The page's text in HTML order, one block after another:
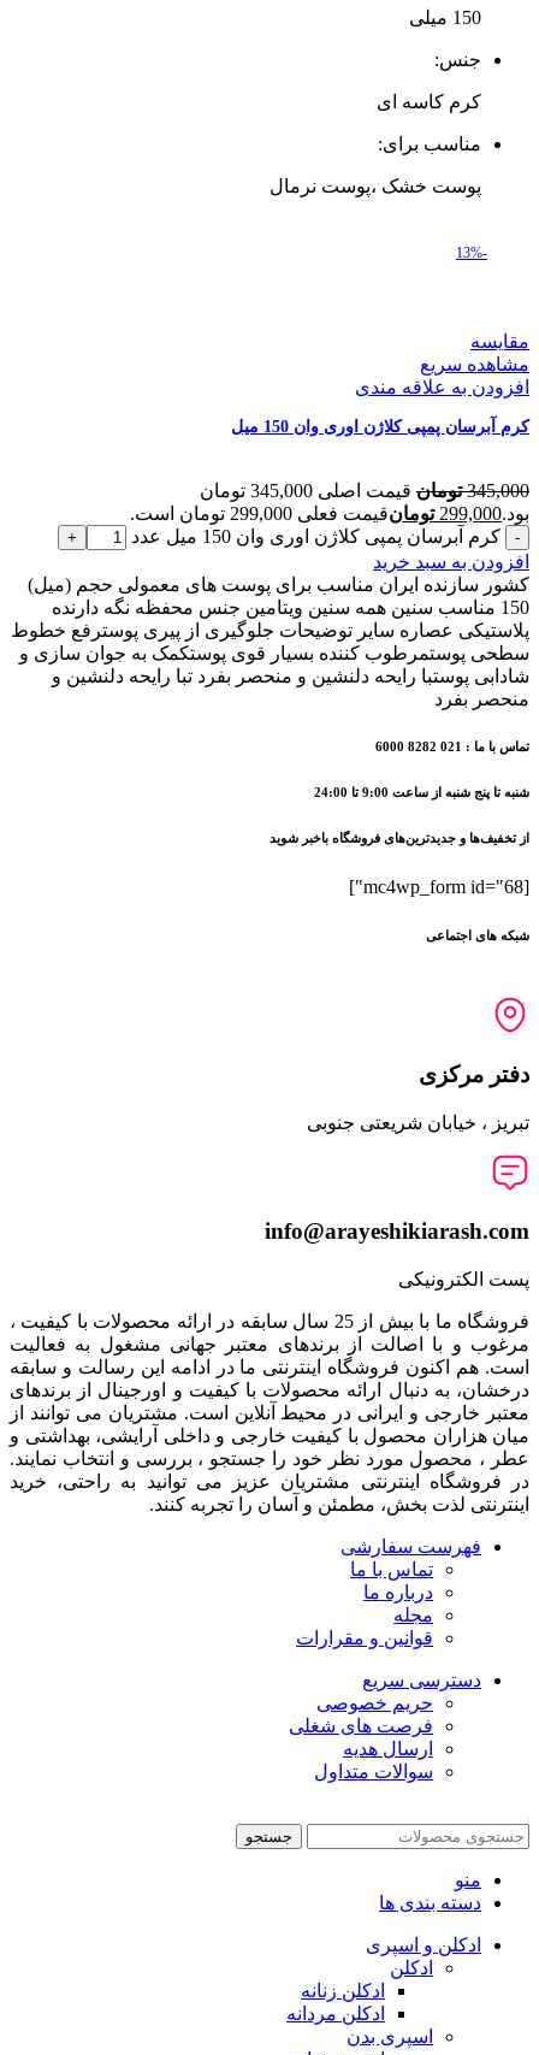
150 میلی‌
جنس:
کرم کاسه ای
مناسب برای:
پوست خشک ،پوست نرمال
-13%
مقایسه
مشاهده سریع
افزودن به علاقه مندی
کرم آبرسان پمپی کلاژن اوری وان 150 میل
345,000 تومان
قیمت اصلی 345,000 تومان
بود.299,000 تومانقیمت فعلی 299,000 تومان است.
کرم آبرسان پمپی کلاژن اوری وان 150 میل عدد
افزودن به سبد خرید
کشور سازنده ایران مناسب برای پوست های معمولی حجم (میل)
150 مناسب سنین همه سنین ویتامین جنس محفظه نگه دارنده
پلاستیکی عصاره سایر توضیحات جلوگیری از پیری پوسترفع خطوط
سطحی پوستمرطوب کننده بسیار قوی پوستکمک به جوان سازی و
شادابی پوستبا رایحه دلنشین و منحصر بفرد تبا رایحه دلنشین و
منحصر بفرد
تماس با ما : 021 8282 6000
شنبه تا پنج شنبه از ساعت 9:00 تا 24:00
از تخفیف‌ها و جدیدترین‌های فروشگاه باخبر شوید
[mc4wp_form id="68"]
شبکه های اجتماعی
دفتر مرکزی
تبریز ، خیابان شریعتی جنوبی
info@arayeshikiarash.com
پست الکترونیکی
فروشگاه ما با بیش از 25 سال سابقه در ارائه محصولات با کيفيت ،
مرغوب و با اصالت از برندهای معتبر جهانی مشغول به فعاليت
است. هم اکنون فروشگاه اینترنتی ما در ادامه اين رسالت و سابقه
درخشان، به دنبال ارائه محصولات با کيفيت و اورجينال از برندهای
معتبر خارجی و ايرانی در محيط آنلاين است. مشتريان می توانند از
ميان هزاران محصول با کيفيت خارجی و داخلی آرایشی، بهداشتی و
عطر ، محصول مورد نظر خود را جستجو ، بررسی و انتخاب نمايند.
در فروشگاه اینترنتی مشتريان عزیز می توانيد به راحتی، خرید
اینترنتی لذت بخش، مطمئن و آسان را تجربه کنند.
فهرست سفارشی
تماس با ما
درباره ما
مجله
قوانین و مقرارات
دسترسی سریع
حریم خصوصی
فرصت های شغلی
ارسال هدیه
سوالات متداول
جستجو
منو
دسته بندی ها
ادکلن و اسپری
ادکلن
ادکلن زنانه
ادکلن مردانه
اسپری بدن